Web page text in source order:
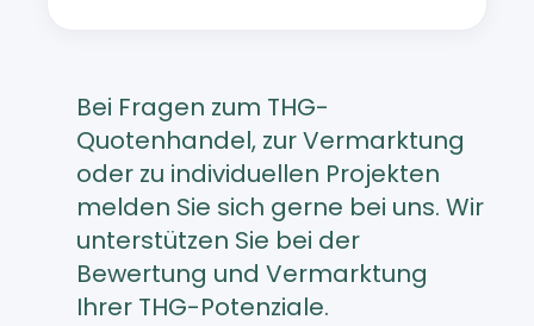
Bei Fragen zum THG-
Quotenhandel, zur Vermarktung
oder zu individuellen Projekten
melden Sie sich gerne bei uns. Wir
unterstützen Sie bei der
Bewertung und Vermarktung
Ihrer THG-Potenziale.